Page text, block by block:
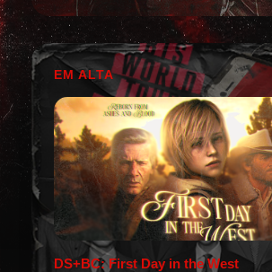
EM ALTA
DS+BC: First Day in the West